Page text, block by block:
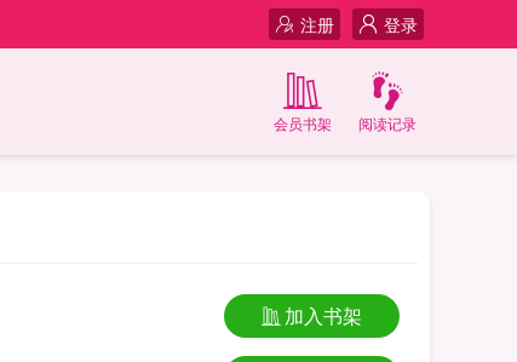
登录
注册
阅读记录
会员书架
加入书架